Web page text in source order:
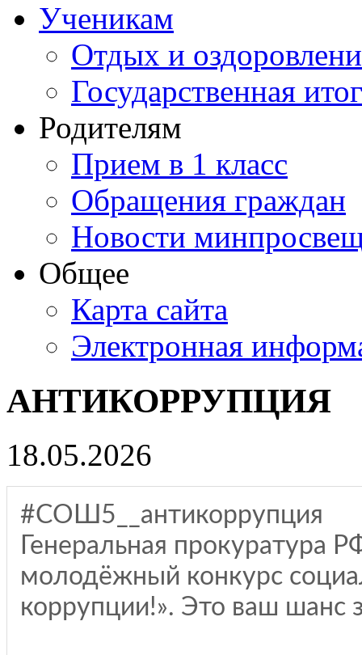
Ученикам
Отдых и
Государственная
Родителям
Прием в 1 класс
Обращения граждан
Новости
Общее
Карта сайта
Электронная
АНТИКОРРУПЦИЯ
18.05.2026
#СОШ5__антикоррупция
Генеральная прокуратура
молодёжный конкурс
коррупции!». Это ваш шанс